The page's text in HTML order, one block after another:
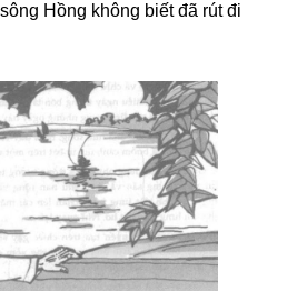
Hồng không biết đã rút đi